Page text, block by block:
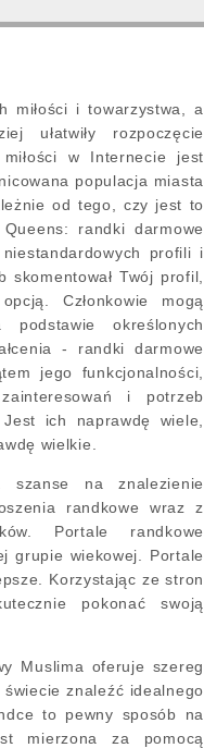
miłości i towarzystwa, a
ułatwiły rozpoczęcie
w Internecie jest
populacja miasta
od tego, czy jest to
randki darmowe
profili i
Twój profil,
Członkowie mogą
podstawie określonych
- randki darmowe
jego funkcjonalności,
i potrzeb
ich naprawdę wiele,
wielkie.
szanse na znalezienie
randkowe wraz z
Portale randkowe
grupie wiekowej. Portale
Korzystając ze stron
pokonać swoją
Muslima oferuje szereg
znaleźć idealnego
to pewny sposób na
mierzona za pomocą